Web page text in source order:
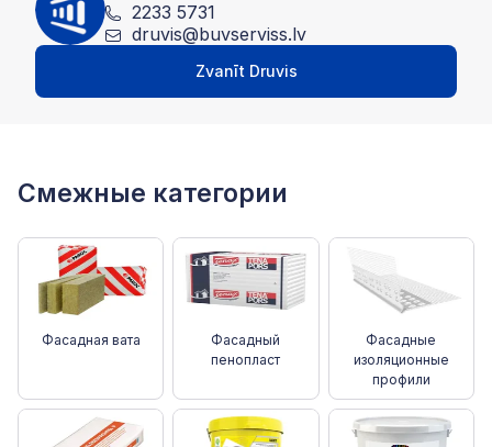
2233 5731
druvis@buvserviss.lv
Zvanīt Druvis
Смежные категории
Фасадная вата
Фасадный
пенопласт
Фасадные
изоляционные
профили